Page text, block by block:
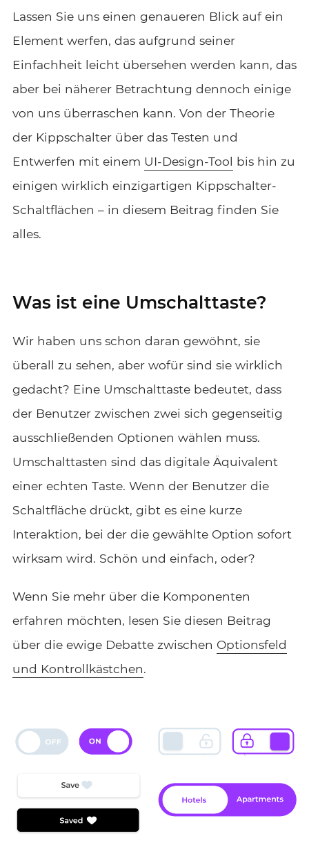
Lassen Sie uns einen genaueren Blick auf ein
Element werfen, das aufgrund seiner
Einfachheit leicht übersehen werden kann, das
aber bei näherer Betrachtung dennoch einige
von uns überraschen kann. Von der Theorie
der Kippschalter über das Testen und
Entwerfen mit einem UI-Design-Tool bis hin zu
einigen wirklich einzigartigen Kippschalter-
Schaltflächen – in diesem Beitrag finden Sie
alles.
Was ist eine Umschalttaste?
Wir haben uns schon daran gewöhnt, sie
überall zu sehen, aber wofür sind sie wirklich
gedacht? Eine Umschalttaste bedeutet, dass
der Benutzer zwischen zwei sich gegenseitig
ausschließenden Optionen wählen muss.
Umschalttasten sind das digitale Äquivalent
einer echten Taste. Wenn der Benutzer die
Schaltfläche drückt, gibt es eine kurze
Interaktion, bei der die gewählte Option sofort
wirksam wird. Schön und einfach, oder?
Wenn Sie mehr über die Komponenten
erfahren möchten, lesen Sie diesen Beitrag
über die ewige Debatte zwischen Optionsfeld
und Kontrollkästchen.